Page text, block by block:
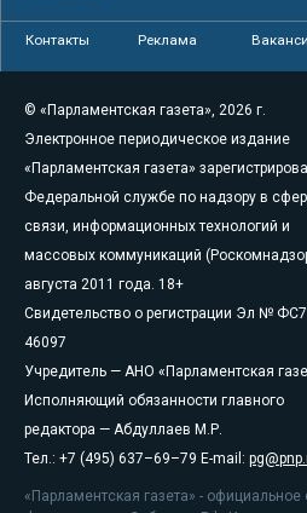
Контакты Реклама
© «Парламентская газета», 2026 г.
Электронное периодическое издание
«Парламентская газета»
Федеральной службе по надзору в
связи, информационных технологий и
массовых коммуникаций
августа 2011 года. 18+
Свидетельство о регистрации Эл №
46097
Учредитель — АНО «Парламентская
Исполняющий обязанности главного
редактора — Абдуллаев М.Р.
Тел.: +7 (495) 637–69–79 E-mail:
«Парламентская газета» -